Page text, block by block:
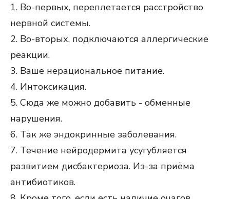
1. Во-первых, переплетается расстройство
нервной системы.
2. Во-вторых, подключаются аллергические
реакции.
3. Ваше нерациональное питание.
4. Интоксикация.
5. Сюда же можно добавить - обменные
нарушения.
6. Так же эндокринные заболевания.
7. Течение нейродермита усугубляется
развитием дисбактериоза. Из-за приёма
антибиотиков.